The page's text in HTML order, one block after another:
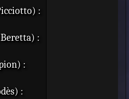
:
:
:
: